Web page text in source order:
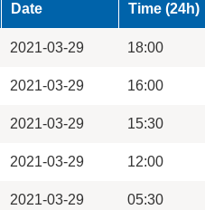
Date Time (24h)
2021-03-29 18:00
2021-03-29 16:00
2021-03-29 15:30
2021-03-29 12:00
2021-03-29 05:30